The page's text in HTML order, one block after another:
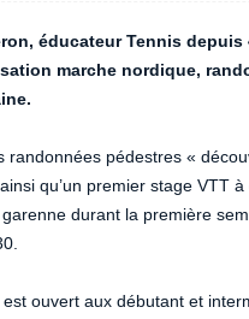
éducateur Tennis
marche nordique,
randonnées pédestres «
qu’un premier stage VTT
durant la première
ouvert aux débutant et